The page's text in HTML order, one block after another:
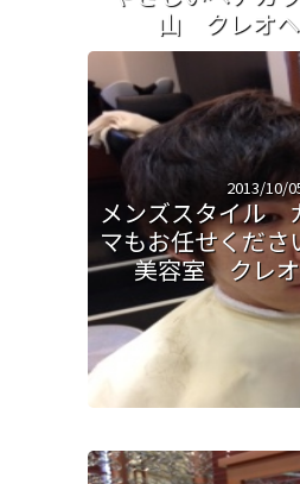
山 クレオ
2013/10/
メンズスタイル
マもお任せくだ
美容室 クレ